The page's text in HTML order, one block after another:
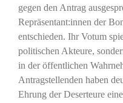
gegen den Antrag
Repräsentant:innen der
entschieden. Ihr Votum
politischen Akteure,
in der öffentlichen
Antragstellenden haben
Ehrung der Deserteure